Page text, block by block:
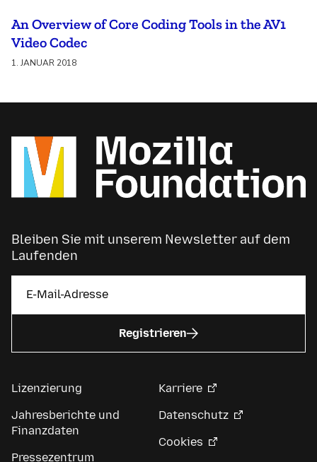
An Overview of Core Coding Tools in the AV1
Video Codec
1. JANUAR 2018
Bleiben Sie mit unserem Newsletter auf dem
Laufenden
Registrieren
Lizenzierung
Jahresberichte und
Finanzdaten
Pressezentrum
Karriere
Datenschutz
Cookies